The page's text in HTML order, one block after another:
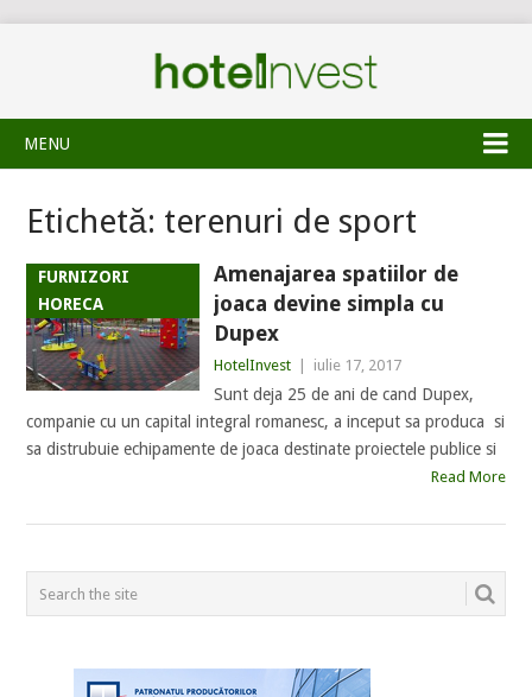
MENU
Etichetă: terenuri de sport
FURNIZORI
HORECA
Amenajarea spatiilor de
joaca devine simpla cu
Dupex
HotelInvest iulie 17, 2017
Sunt deja 25 de ani de cand Dupex,
companie cu un capital integral romanesc, a inceput sa produca si
sa distrubuie echipamente de joaca destinate proiectele publice si
Read More
POSTS
NAVIGATION